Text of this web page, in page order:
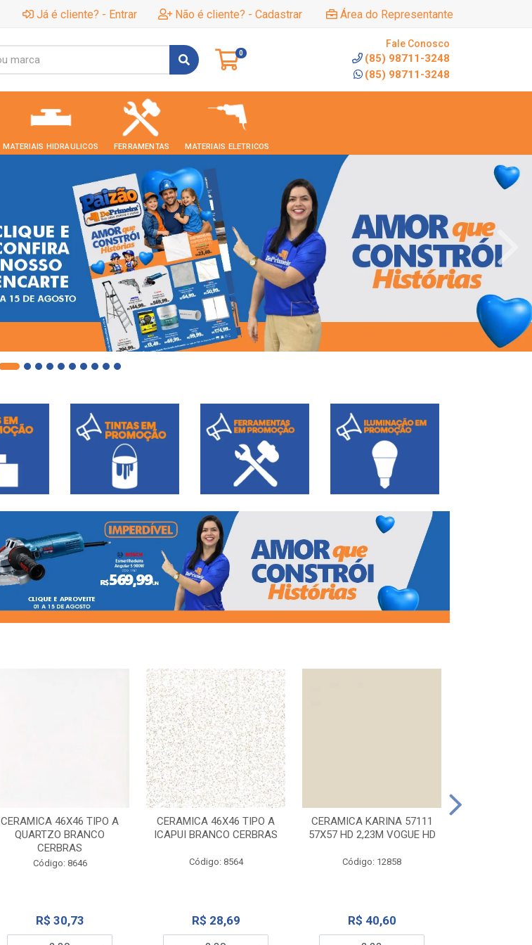
Já é cliente? - Entrar Não é cliente? - Cadastrar Área do Representante
0
Fale Conosco
(85) 98711-3248
(85) 98711-3248
MATERIAIS HIDRAULICOS FERRAMENTAS MATERIAIS ELETRICOS
CERAMICA 46X46 TIPO A
QUARTZO BRANCO
CERBRAS
Código: 8646
R$ 30,73
CERAMICA 46X46 TIPO A
ICAPUI BRANCO CERBRAS
Código: 8564
R$ 28,69
CERAMICA KARINA 57111
57X57 HD 2,23M VOGUE HD
Código: 12858
R$ 40,60